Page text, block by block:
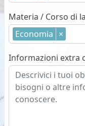
Materia / Corso di
Economia ×
Informazioni extra